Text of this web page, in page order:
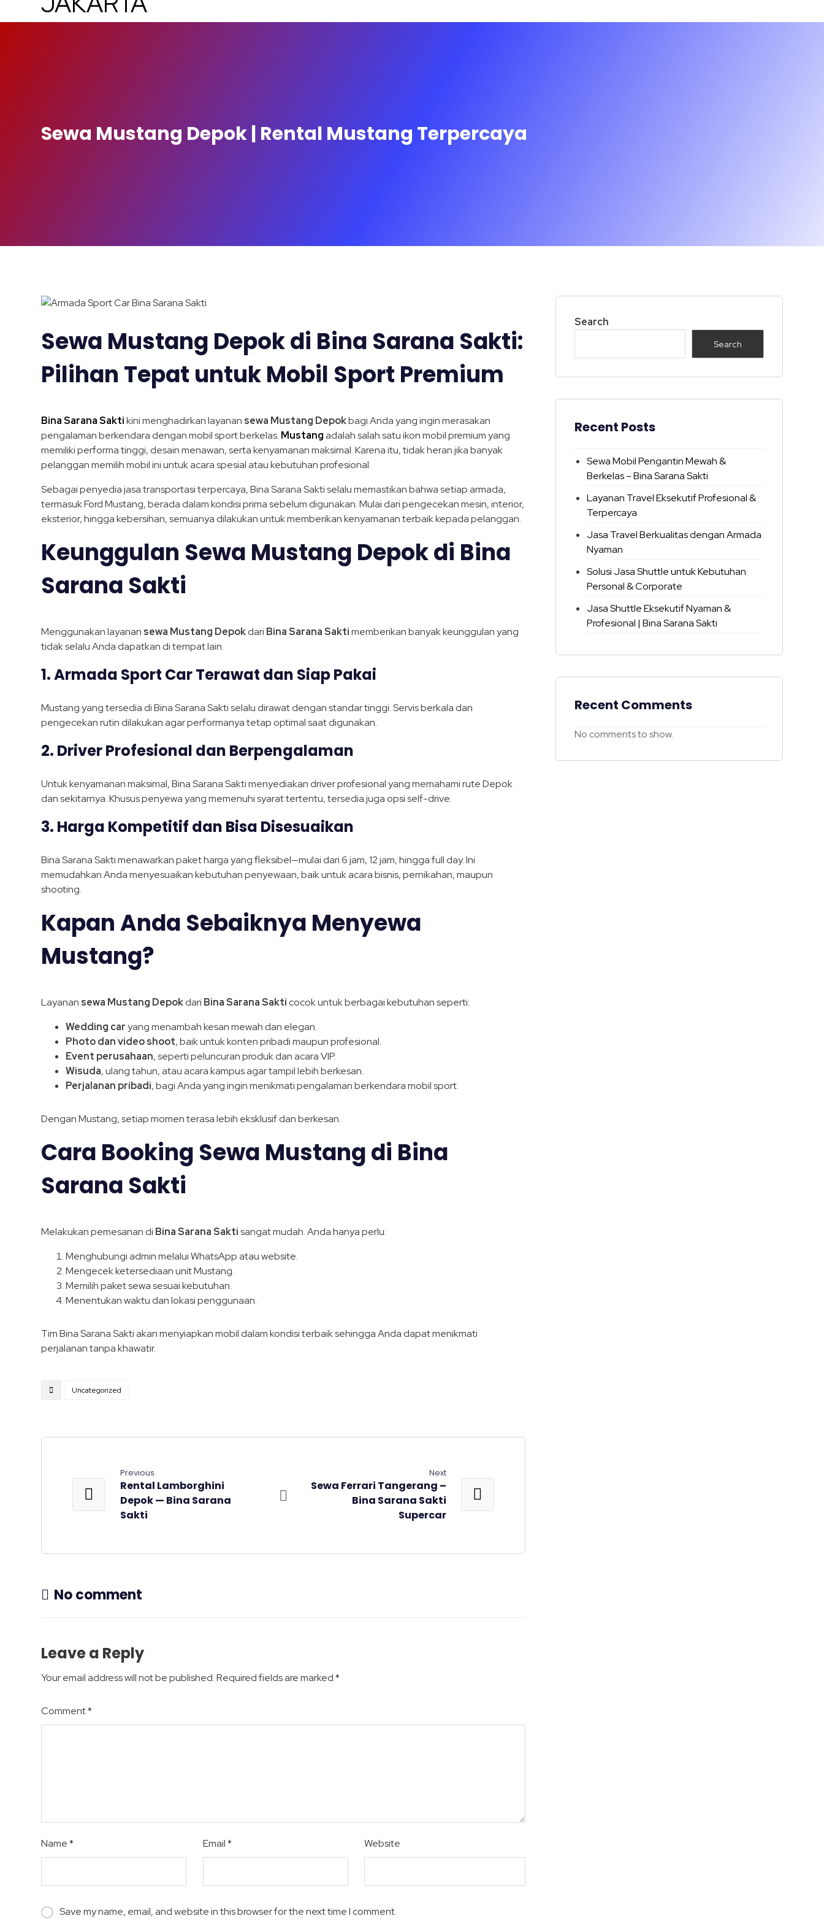
Sewa Mustang Depok | Rental Mustang Terpercaya
Sewa Mustang Depok di Bina Sarana Sakti:
Pilihan Tepat untuk Mobil Sport Premium
Bina Sarana Saktikini menghadirkan layanan sewa Mustang Depokbagi Anda yang ingin merasakan
pengalaman berkendara dengan mobil sport berkelas. Mustangadalah salah satu ikon mobil premium yang
memiliki performa tinggi, desain menawan, serta kenyamanan maksimal. Karena itu, tidak heran jika banyak
pelanggan memilih mobil ini untuk acara spesial atau kebutuhan profesional.
Sebagai penyedia jasa transportasi terpercaya, Bina Sarana Sakti selalu memastikan bahwa setiap armada,
termasuk Ford Mustang, berada dalam kondisi prima sebelum digunakan. Mulai dari pengecekan mesin, interior,
eksterior, hingga kebersihan, semuanya dilakukan untuk memberikan kenyamanan terbaik kepada pelanggan.
Keunggulan Sewa Mustang Depok di Bina
Sarana Sakti
Menggunakan layanan sewa Mustang Depokdari Bina Sarana Saktimemberikan banyak keunggulan yang
tidak selalu Anda dapatkan di tempat lain.
1. Armada Sport Car Terawat dan Siap Pakai
Mustang yang tersedia di Bina Sarana Sakti selalu dirawat dengan standar tinggi. Servis berkala dan
pengecekan rutin dilakukan agar performanya tetap optimal saat digunakan.
2. Driver Profesional dan Berpengalaman
Untuk kenyamanan maksimal, Bina Sarana Sakti menyediakan driver profesional yang memahami rute Depok
dan sekitarnya. Khusus penyewa yang memenuhi syarat tertentu, tersedia juga opsi self-drive.
3. Harga Kompetitif dan Bisa Disesuaikan
Bina Sarana Sakti menawarkan paket harga yang fleksibel—mulai dari 6 jam, 12 jam, hingga full day. Ini
memudahkan Anda menyesuaikan kebutuhan penyewaan, baik untuk acara bisnis, pernikahan, maupun
shooting.
Kapan Anda Sebaiknya Menyewa
Mustang?
Layanan sewa Mustang Depokdari Bina Sarana Sakti cocok untuk berbagai kebutuhan seperti:
Wedding caryang menambah kesan mewah dan elegan.
Photo dan video shoot, baik untuk konten pribadi maupun profesional.
Event perusahaan, seperti peluncuran produk dan acara VIP.
Wisuda, ulang tahun, atau acara kampus agar tampil lebih berkesan.
Perjalanan pribadi, bagi Anda yang ingin menikmati pengalaman berkendara mobil sport.
Dengan Mustang, setiap momen terasa lebih eksklusif dan berkesan.
Cara Booking Sewa Mustang di Bina
Sarana Sakti
Melakukan pemesanan di Bina Sarana Saktisangat mudah. Anda hanya perlu:
Menghubungi admin melalui WhatsApp atau website.
Mengecek ketersediaan unit Mustang.
Memilih paket sewa sesuai kebutuhan.
Menentukan waktu dan lokasi penggunaan.
Tim Bina Sarana Sakti akan menyiapkan mobil dalam kondisi terbaik sehingga Anda dapat menikmati
perjalanan tanpa khawatir.
Uncategorized
Previous
Rental Lamborghini
Depok — Bina Sarana
Sakti
Next
Sewa Ferrari Tangerang –
Bina Sarana Sakti
Supercar
No comment
Leave a Reply
Your email address will not be published. Required fields are marked*
Comment*
Name* Email* Website
Save my name, email, and website in this browser for the next time I comment.
Search
Search
Recent Posts
Sewa Mobil Pengantin Mewah &
Berkelas – Bina Sarana Sakti
Layanan Travel Eksekutif Profesional &
Terpercaya
Jasa Travel Berkualitas dengan Armada
Nyaman
Solusi Jasa Shuttle untuk Kebutuhan
Personal & Corporate
Jasa Shuttle Eksekutif Nyaman &
Profesional | Bina Sarana Sakti
Recent Comments
No comments to show.